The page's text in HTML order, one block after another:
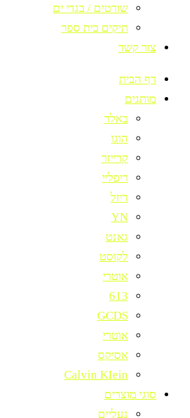
שורטים / בגדי ים
תיקים בית ספר
צור קשר
דף הבית
מותגים
באלר
הוגו
קרייזר
ריפליי
דיזל
YN
גאנט
לקוסט
אוטרי
613
GCDS
אוטרי
אסיקס
Calvin KIein
סוגי מוצרים
נעליים